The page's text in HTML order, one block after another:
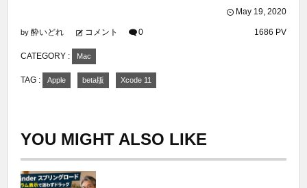
May 19, 2020
by 酔いどれ コメント 0 1686 PV
CATEGORY : Mac
TAG : Apple beta版 Xcode 11
YOU MIGHT ALSO LIKE